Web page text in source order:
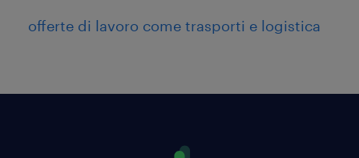
offerte di lavoro come trasporti e logistica